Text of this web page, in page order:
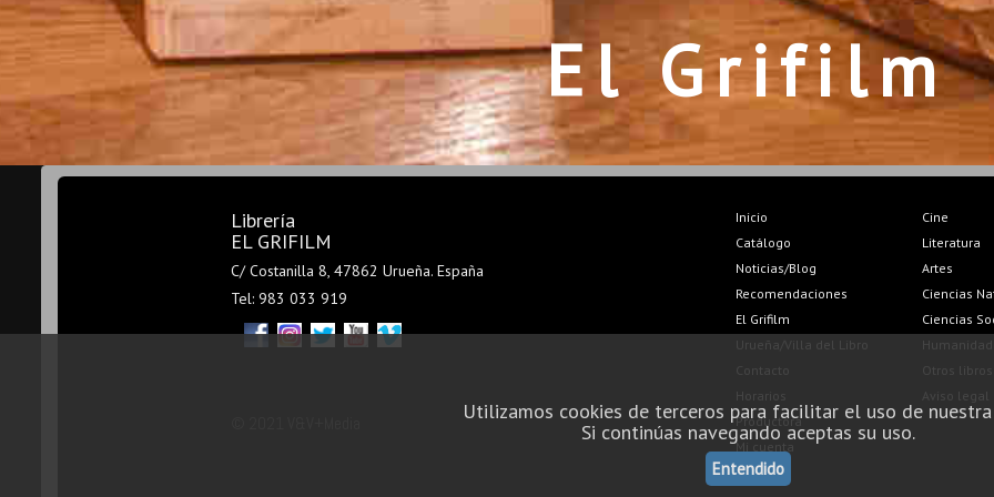
Utilizamos cookies de terceros para facilitar el uso de nuestra
Si continúas navegando aceptas su uso.
Entendido
El Grifilm
Librería
EL GRIFILM
C/ Costanilla 8, 47862 Urueña. España
Tel: 983 033 919
Inicio
Catálogo
Noticias/Blog
Recomendaciones
El Grifilm
Urueña/Villa del Libro
Contacto
Horarios
Productora
Mi cuenta
Cine
Literatura
Artes
Ciencias
Ciencias
Otros libros
Aviso legal